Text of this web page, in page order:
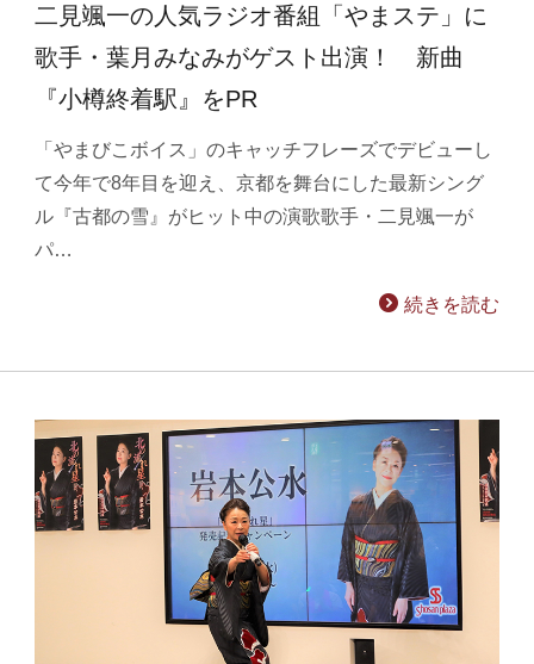
二見颯一の人気ラジオ番組「やまステ」に
歌手・葉月みなみがゲスト出演！ 新曲
『小樽終着駅』をPR
「やまびこボイス」のキャッチフレーズでデビューし
て今年で8年目を迎え、京都を舞台にした最新シング
ル『古都の雪』がヒット中の演歌歌手・二見颯一が
パ…
続きを読む